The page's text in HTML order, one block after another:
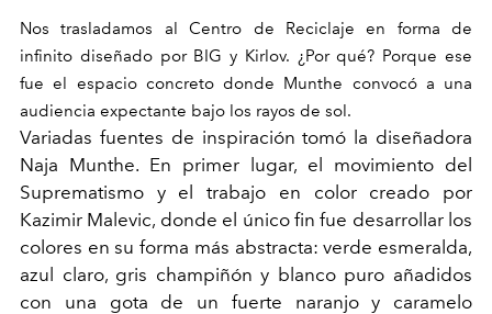
Nos trasladamos al Centro de Reciclaje en forma de
infinito diseñado por BIG y Kirlov. ¿Por qué? Porque ese
fue el espacio concreto donde Munthe convocó a una
audiencia expectante bajo los rayos de sol.
Variadas fuentes de inspiración tomó la diseñadora
Naja Munthe. En primer lugar, el movimiento del
Suprematismo y el trabajo en color creado por
Kazimir Malevic, donde el único fin fue desarrollar los
colores en su forma más abstracta: verde esmeralda,
azul claro, gris champiñón y blanco puro añadidos
con una gota de un fuerte naranjo y caramelo